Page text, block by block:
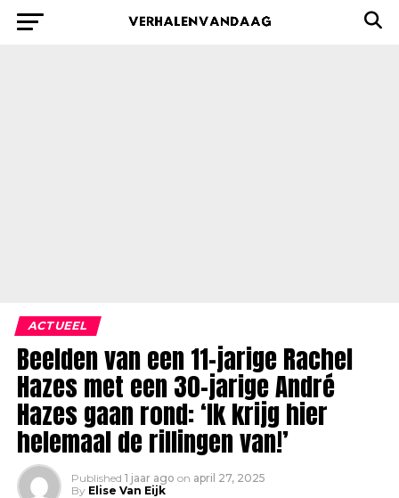
ACTUEEL
Beelden van een 11-jarige Rachel
Hazes met een 30-jarige André
Hazes gaan rond: ‘Ik krijg hier
helemaal de rillingen van!’
Published 1 jaar ago on april 27, 2025
By Elise Van Eijk